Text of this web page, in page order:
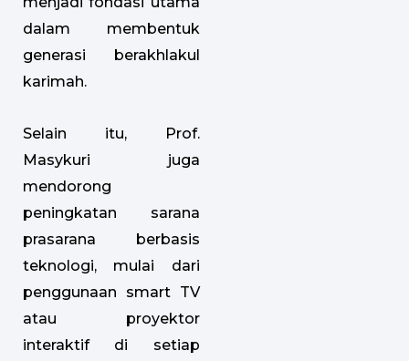
dalam membentuk
generasi berakhlakul
karimah.
Selain itu, Prof.
Masykuri juga
mendorong
peningkatan sarana
prasarana berbasis
teknologi, mulai dari
penggunaan smart TV
atau proyektor
interaktif di setiap